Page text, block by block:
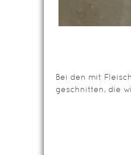
Bei den mit
geschnitten, die